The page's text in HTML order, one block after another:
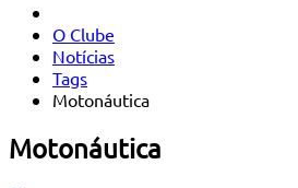
O Clube
Notícias
Tags
Motonáutica
Motonáutica